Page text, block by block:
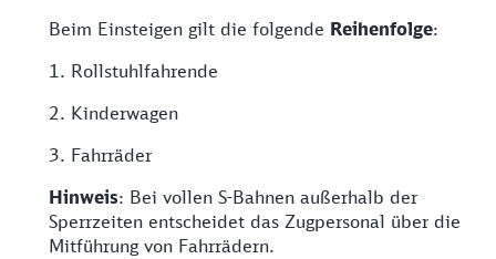
Beim Einsteigen gilt die folgende Reihenfolge:
1. Rollstuhlfahrende
2. Kinderwagen
3. Fahrräder
Hinweis: Bei vollen S-Bahnen außerhalb der
Sperrzeiten entscheidet das Zugpersonal über die
Mitführung von Fahrrädern.